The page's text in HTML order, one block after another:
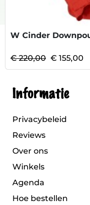
W Cinder
€ 220,00 € 155,00
Informatie
Privacybeleid
Reviews
Over ons
Winkels
Agenda
Hoe bestellen